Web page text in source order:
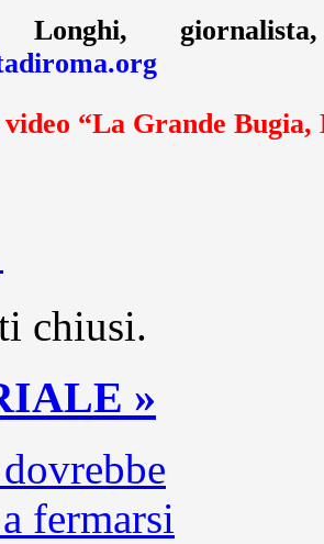
Longhi,
“La Grande
chiusi.
»